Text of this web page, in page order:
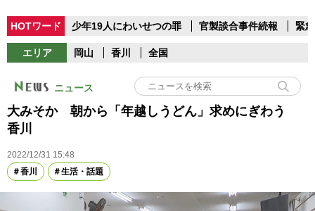
HOTワード 少年19人にわいせつの罪 官製談合事件続報 緊
エリア 岡山 香川 全国
ニュース
大みそか 朝から「年越しうどん」求めにぎわう
香川
2022/12/31 15:48
香川
生活・話題